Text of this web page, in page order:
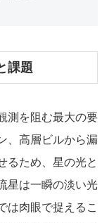
課題
測を阻む最大の要
、高層ビルから漏
るため、星の光と
星は一瞬の淡い光
は肉眼で捉えるこ